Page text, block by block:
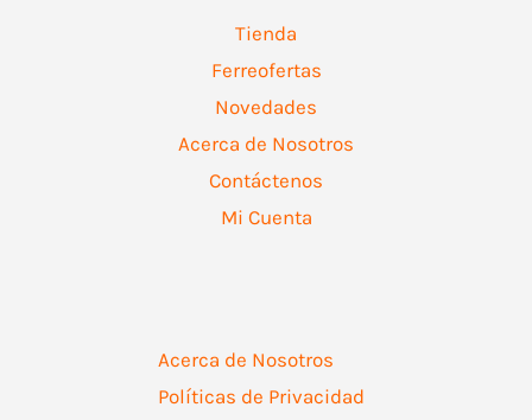
Tienda
Ferreofertas
Novedades
Acerca de Nosotros
Contáctenos
Mi Cuenta
Acerca de Nosotros
Políticas de Privacidad